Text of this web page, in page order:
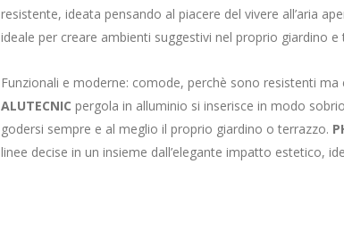
resistente, ideata pensando al piacere del vivere all’aria
ideale per creare ambienti suggestivi nel proprio giardino e
Funzionali e moderne: comode, perchè sono resistenti
ALUTECNIC pergola in alluminio si inserisce in modo
godersi sempre e al meglio il proprio giardino o terrazzo.
linee decise in un insieme dall’elegante impatto estetico,